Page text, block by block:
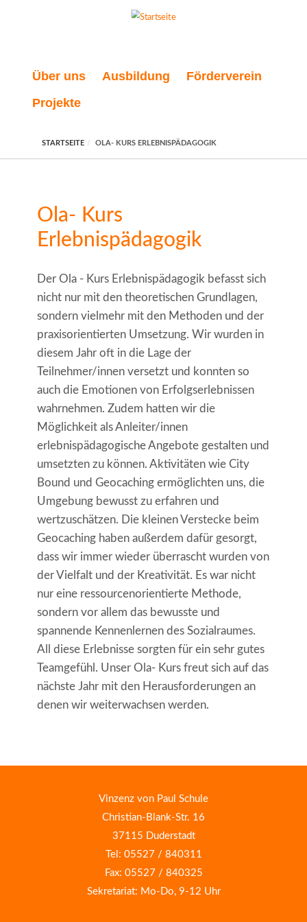
Über uns Ausbildung
Förderverein
Projekte
STARTSEITE OLA- KURS ERLEBNISPÄDAGOGIK
Ola- Kurs
Erlebnispädagogik
Der Ola - Kurs Erlebnispädagogik befasst sich
nicht nur mit den theoretischen Grundlagen,
sondern vielmehr mit den Methoden und der
praxisorientierten Umsetzung. Wir wurden in
diesem Jahr oft in die Lage der
Teilnehmer/innen versetzt und konnten so
auch die Emotionen von Erfolgserlebnissen
wahrnehmen. Zudem hatten wir die
Möglichkeit als Anleiter/innen
erlebnispädagogische Angebote gestalten und
umsetzten zu können. Aktivitäten wie City
Bound und Geocaching ermöglichten uns, die
Umgebung bewusst zu erfahren und
wertzuschätzen. Die kleinen Verstecke beim
Geocaching haben außerdem dafür gesorgt,
dass wir immer wieder überrascht wurden von
der Vielfalt und der Kreativität. Es war nicht
nur eine ressourcenorientierte Methode,
sondern vor allem das bewusste und
spannende Kennenlernen des Sozialraumes.
All diese Erlebnisse sorgten für ein sehr gutes
Teamgefühl. Unser Ola- Kurs freut sich auf das
nächste Jahr mit den Herausforderungen an
denen wir weiterwachsen werden.
Vinzenz von Paul Schule
Christian-Blank-Str. 16
37115 Duderstadt
Tel: 05527 / 840311
Fax: 05527 / 840325
Sekretariat: Mo-Do, 9-12 Uhr